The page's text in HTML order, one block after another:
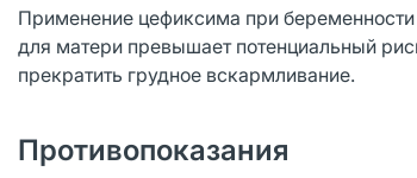
Применение цефиксима при
для матери превышает потенциальный
прекратить грудное вскармливание.
Противопоказания